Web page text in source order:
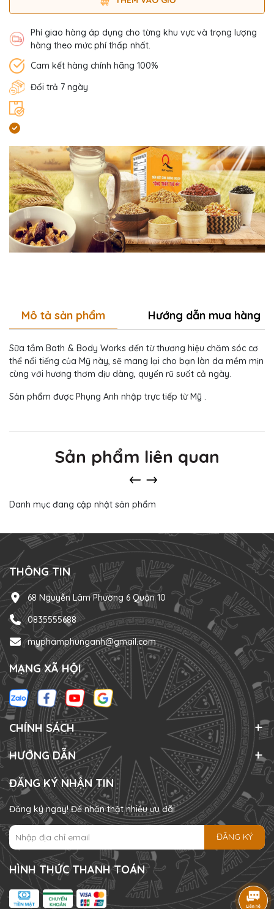
Phí giao hàng áp dụng cho từng khu vực và trọng lượng
hàng theo mức phí thấp nhất.
Cam kết hàng chính hãng 100%
Đổi trả 7 ngày
Mô tả sản phẩm Hướng dẫn mua hàng
Sữa tắm Bath & Body Works đến từ thương hiệu chăm sóc cơ
thể nổi tiếng của Mỹ này, sẽ mang lại cho bạn làn da mềm mịn
cùng với hương thơm dịu dàng, quyến rũ suốt cả ngày.
Sản phẩm được Phụng Anh nhập trực tiếp từ Mỹ .
Sản phẩm liên quan
Danh mục đang cập nhật sản phẩm
THÔNG TIN
68 Nguyễn Lâm Phường 6 Quận 10
0835555688
myphamphunganh@gmail.com
MẠNG XÃ HỘI
CHÍNH SÁCH
HƯỚNG DẪN
ĐĂNG KÝ NHẬN TIN
Đăng ký ngay! Để nhận thật nhiều ưu đãi
ĐĂNG KÝ
HÌNH THỨC THANH TOÁN